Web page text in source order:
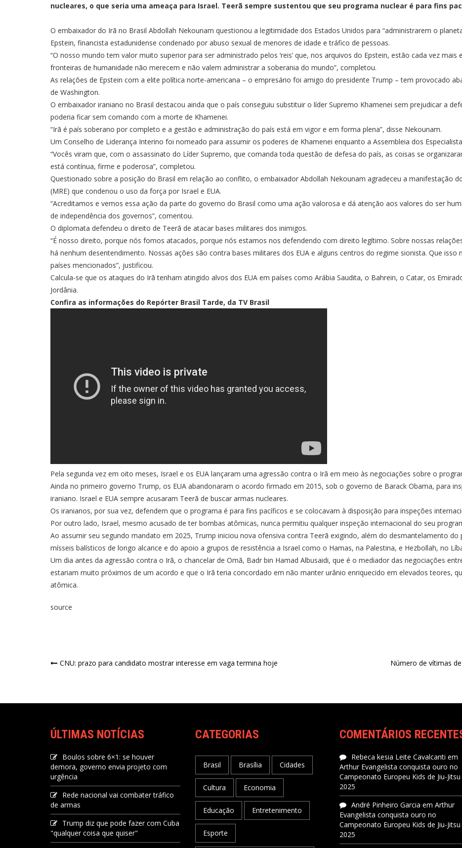
nucleares, o que seria uma ameaça para Israel. Teerã sempre sustentou que seu programa nuclear é para fins
O embaixador do Irã no Brasil Abdollah Nekounam questionou a legitimidade dos Estados Unidos para “administrarem o
Epstein, financista estadunidense condenado por abuso sexual de menores de idade e tráfico de pessoas.
“O nosso mundo tem valor muito superior para ser administrado pelos ‘reis’ que, nos arquivos do Epstein, estão cada vez
fronteiras de humanidade não merecem e não valem administrar a soberania do mundo”, completou.
As relações de Epstein com a elite política norte-americana – o empresário foi amigo do presidente Trump – tem provocado
de Washington.
O embaixador iraniano no Brasil destacou ainda que o país conseguiu substituir o líder Supremo Khamenei sem prejudicar a
poderia ficar sem comando com a morte de Khamenei.
“Irã é país soberano por completo e a gestão e administração do país está em vigor e em forma plena”, disse Nekounam.
Um Conselho de Liderança Interino foi nomeado para assumir os poderes de Khamenei enquanto a Assembleia dos
“Vocês viram que, com o assassinato do Líder Supremo, que comanda toda questão de defesa do país, as coisas se
está contínua, firme e poderosa”, completou.
Questionado sobre a posição do Brasil em relação ao conflito, o embaixador Abdollah Nekounam agradeceu a manifestação
(MRE) que condenou o uso da força por Israel e EUA.
“Acreditamos e vemos essa ação da parte do governo do Brasil como uma ação valorosa e dá atenção aos valores do ser
de independência dos governos”, comentou.
O diplomata defendeu o direito de Teerã de atacar bases militares dos inimigos.
“É nosso direito, porque nós fomos atacados, porque nós estamos nos defendendo com direito legítimo. Sobre nossas
há nenhum desentendimento. Nossas ações são contra bases militares dos EUA e alguns centros do regime sionista. Que
países mencionados”, justificou.
Calcula-se que os ataques do Irã tenham atingido alvos dos EUA em países como Arábia Saudita, o Bahrein, o Catar, os
Jordânia.
Confira as informações do Repórter Brasil Tarde, da TV Brasil
Pela segunda vez em oito meses, Israel e os EUA lançaram uma agressão contra o Irã em meio às negociações sobre o
Ainda no primeiro governo Trump, os EUA abandonaram o acordo firmado em 2015, sob o governo de Barack Obama, para
iraniano. Israel e EUA sempre acusaram Teerã de buscar armas nucleares.
Os iranianos, por sua vez, defendem que o programa é para fins pacíficos e se colocavam à disposição para inspeções
Por outro lado, Israel, mesmo acusado de ter bombas atômicas, nunca permitiu qualquer inspeção internacional do seu
Ao assumir seu segundo mandato em 2025, Trump iniciou nova ofensiva contra Teerã exigindo, além do desmantelamento
mísseis balísticos de longo alcance e do apoio a grupos de resistência a Israel como o Hamas, na Palestina, e Hezbollah, no
Um dia antes da agressão contra o Irã, o chancelar de Omã, Badr bin Hamad Albusaidi, que é o mediador das negociações
estariam muito próximos de um acordo e que o Irã teria concordado em não manter urânio enriquecido em elevados teores,
atômica.
source
CNU: prazo para candidato mostrar interesse em vaga termina hoje Número de vítimas
ÚLTIMAS NOTÍCIAS
Boulos sobre 6×1: se houver
demora, governo envia projeto com
urgência
Rede nacional vai combater tráfico
de armas
Trump diz que pode fazer com Cuba
"qualquer coisa que quiser"
CATEGORIAS
Brasil Brasília Cidades
Cultura Economia
Educação Entretenimento
Esporte
COMENTÁRIOS
Rebeca kesia Leite Cavalcanti em
Arthur Evangelista conquista ouro no
Campeonato Europeu Kids de Jiu-Jitsu
2025
André Pinheiro Garcia em Arthur
Evangelista conquista ouro no
Campeonato Europeu Kids de Jiu-Jitsu
2025